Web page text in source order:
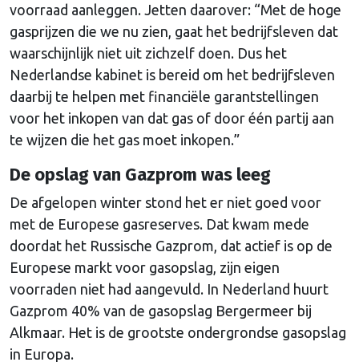
voorraad aanleggen. Jetten daarover: “Met de hoge
gasprijzen die we nu zien, gaat het bedrijfsleven dat
waarschijnlijk niet uit zichzelf doen. Dus het
Nederlandse kabinet is bereid om het bedrijfsleven
daarbij te helpen met financiële garantstellingen
voor het inkopen van dat gas of door één partij aan
te wijzen die het gas moet inkopen.”
De opslag van Gazprom was leeg
De afgelopen winter stond het er niet goed voor
met de Europese gasreserves. Dat kwam mede
doordat het Russische Gazprom, dat actief is op de
Europese markt voor gasopslag, zijn eigen
voorraden niet had aangevuld. In Nederland huurt
Gazprom 40% van de gasopslag Bergermeer bij
Alkmaar. Het is de grootste ondergrondse gasopslag
in Europa.